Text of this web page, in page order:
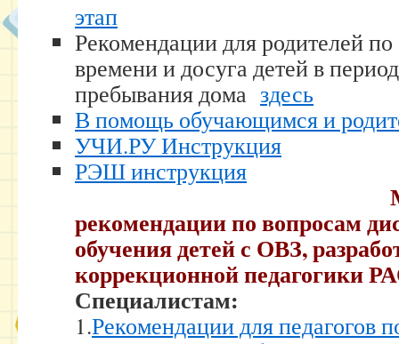
этап
Рекомендации для родителей
времени и досуга детей в
пребывания дома здесь
В помощь обучающимся и
УЧИ.РУ Инструкция
РЭШ инструкция
рекомендации по вопросам
обучения детей с ОВЗ,
коррекционной педагогики
Специалистам:
1.Рекомендации для педагогов